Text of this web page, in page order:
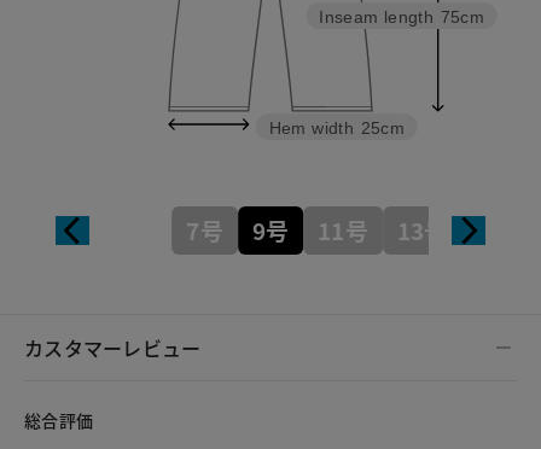
Inseam length 75cm
Hem width 25cm
7号 9号 11号 13号
カスタマーレビュー
総合評価